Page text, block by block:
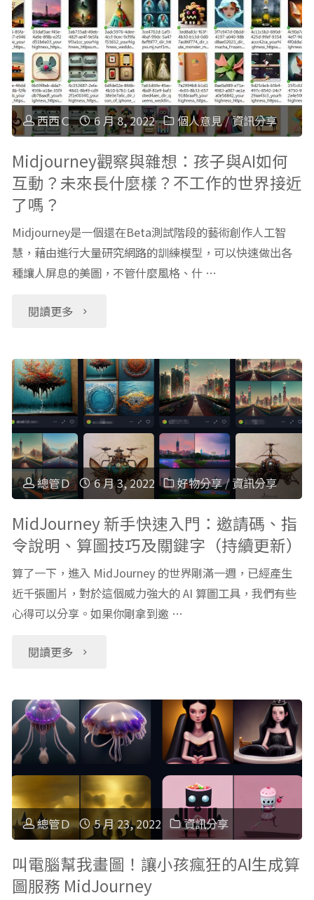
鉛
筆
機
挑
及
用
經
驗
享"
女
孩
也
愛
繪
童
青
年
讀
物，
書
單
資
訊
詳
細
理
推
薦：
幼
幼
篇"
西西Ｃ 6 月 8, 2022 個人意見/資訊分享
Midjourney觀察與雜想：孩子與AI如何
互動？未來長什麼樣？不工作的世界接近
了嗎？
Midjourney是一個還在Beta測試階段的藝術創作人工智
慧，藉由進行大量研究網路的訓練模型，可以快速做出各
種讓人屏息的美圖，不管什麼風格、什 …
閱讀更多
"Midjourney
察
與
雜
想：
子
與
AI
如
互
動？
來
什
總管Ｄ 6 月 3, 2022 好物分享/ 資訊分享
MidJourney 新手快速入門：邀請碼、指
令說明、算圖技巧及關鍵字（持續更新）
算了一下，進入 MidJourney 的世界剛滿一週，已經產生
近千張圖片，對於這個威力強大的 AI 算圖工具，我們有些
心得可以分享。如果你剛拿到邀 …
閱讀更多
"MidJourney
手
入
門：
邀
總管Ｄ 5 月 23, 2022 資訊分享
叫電腦幫我畫圖！讓小孩瘋狂的AI生成算
圖服務 MidJourney